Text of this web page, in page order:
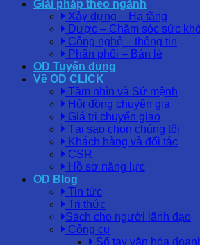
Giải pháp theo ngành
Xây dựng – Hạ tầng
Dược – Chăm sóc sức
Công nghệ – thông tin
Phân phối – Bán lẻ
OD Tuyển dụng
Về OD CLICK
Tầm nhìn và Sứ mệnh
Hội đồng chuyên gia
Giá trị chuyển giao
Tại sao chọn chúng tôi
Khách hàng và đối tác
CSR
Hồ sơ năng lực
OD Blog
Tin tức
Tri thức
Sách cho người lãnh đạo
Công cụ
Sổ tay văn hóa